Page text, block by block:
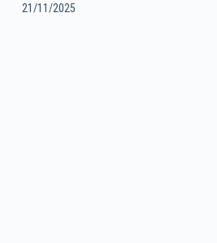
21/11/2025